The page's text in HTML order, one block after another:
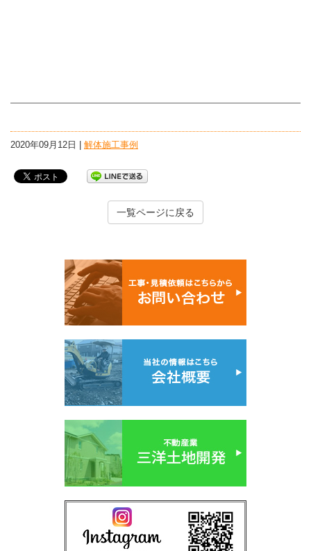
2020年09月12日 | 解体施工事例
一覧ページに戻る